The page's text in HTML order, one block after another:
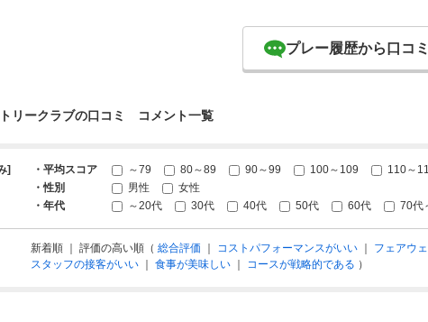
プレー履歴から口コ
リークラブの口コミ コメント一覧
] ・平均スコア ～79 80～89 90～99 100～109 110～
・性別
男性
女性
・年代
～20代 30代 40代 50代 60代 70代
新着順 ｜ 評価の高い順（ 総合評価 コストパフォーマンスがいい フェアウ
スタッフの接客がいい
食事が美味しい コースが戦略的である ）